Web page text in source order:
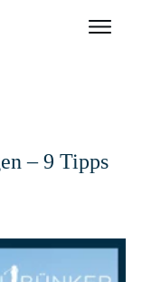
– 9 Tipps